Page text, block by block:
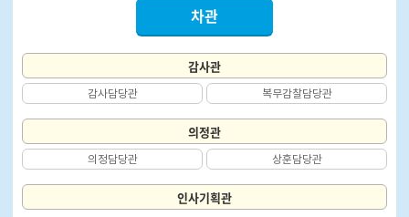
차관
감사관
감사담당관 복무감찰담당관
의정관
의정담당관 상훈담당관
인사기획관